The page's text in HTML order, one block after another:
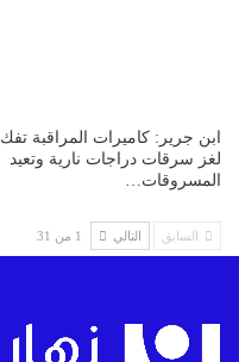
ابن جرير: كاميرات المراقبة تفك
لغز سرقات دراجات نارية وتعيد
المسروقات…
السابق التالي 1 من 31